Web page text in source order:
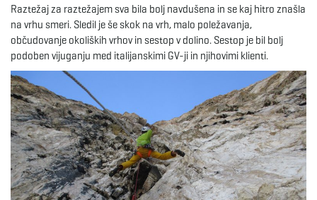
Raztežaj za raztežajem sva bila bolj navdušena in se kaj hitro znašla
na vrhu smeri. Sledil je še skok na vrh, malo poležavanja,
občudovanje okoliških vrhov in sestop v dolino. Sestop je bil bolj
podoben vijuganju med italijanskimi GV-ji in njihovimi klienti.